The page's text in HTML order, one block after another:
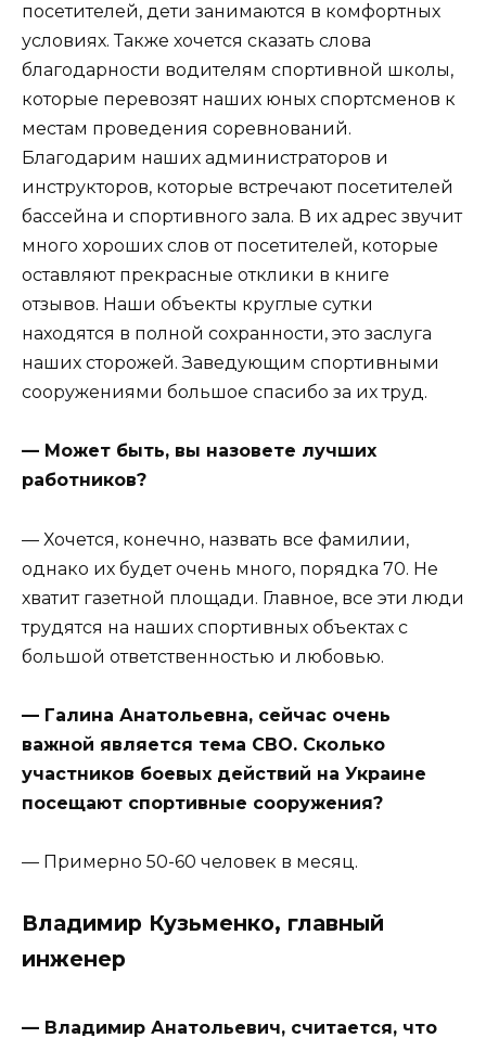
посетителей, дети занимаются в комфортных
условиях. Также хочется сказать слова
благодарности водителям спортивной школы,
которые перевозят наших юных спортсменов к
местам проведения соревнований.
Благодарим наших администраторов и
инструкторов, которые встречают посетителей
бассейна и спортивного зала. В их адрес звучит
много хороших слов от посетителей, которые
оставляют прекрасные отклики в книге
отзывов. Наши объекты круглые сутки
находятся в полной сохранности, это заслуга
наших сторожей. Заведующим спортивными
сооружениями большое спасибо за их труд.
— Может быть, вы назовете лучших
работников?
— Хочется, конечно, назвать все фамилии,
однако их будет очень много, порядка 70. Не
хватит газетной площади. Главное, все эти люди
трудятся на наших спортивных объектах с
большой ответственностью и любовью.
— Галина Анатольевна, сейчас очень
важной является тема СВО. Сколько
участников боевых действий на Украине
посещают спортивные сооружения?
— Примерно 50-60 человек в месяц.
Владимир Кузьменко, главный
инженер
— Владимир Анатольевич, считается, что